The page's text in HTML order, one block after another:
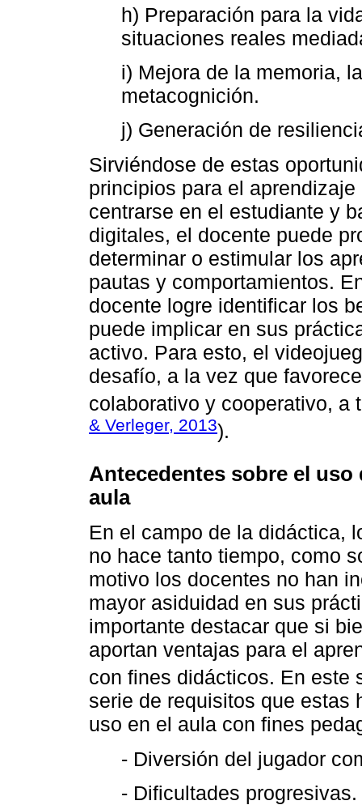
h) Preparación para la
situaciones reales
i) Mejora de la memoria,
metacognición.
j) Generación de
Sirviéndose de estas
principios para el
centrarse en el estudiante y
digitales, el docente puede
determinar o estimular los
pautas y comportamientos.
docente logre identificar los
puede implicar en sus
activo. Para esto, el
desafío, a la vez que
colaborativo y cooperativo, a
& Verleger, 2013).
Antecedentes sobre el
aula
En el campo de la didáctica,
no hace tanto tiempo, como
motivo los docentes no han
mayor asiduidad en sus
importante destacar que si
aportan ventajas para el
con fines didácticos. En este
serie de requisitos que estas
uso en el aula con fines
- Diversión del jugador
- Dificultades progresivas.